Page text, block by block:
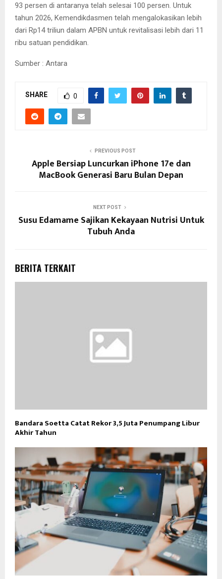
93 persen di antaranya telah selesai 100 persen. Untuk
tahun 2026, Kemendikdasmen telah mengalokasikan lebih
dari Rp14 triliun dalam APBN untuk revitalisasi lebih dari 11
ribu satuan pendidikan.
Sumber : Antara
SHARE 0
PREVIOUS POST
Apple Bersiap Luncurkan iPhone 17e dan
MacBook Generasi Baru Bulan Depan
NEXT POST
Susu Edamame Sajikan Kekayaan Nutrisi Untuk
Tubuh Anda
BERITA TERKAIT
Bandara Soetta Catat Rekor 3,5 Juta Penumpang Libur
Akhir Tahun